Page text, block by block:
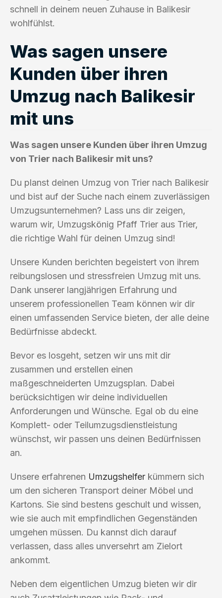
schnell in deinem neuen Zuhause in Balikesir
wohlfühlst.
Was sagen unsere
Kunden über ihren
Umzug nach Balikesir
mit uns
Was sagen unsere Kunden über ihren Umzug
von Trier nach Balikesir mit uns?
Du planst deinen Umzug von Trier nach Balikesir
und bist auf der Suche nach einem zuverlässigen
Umzugsunternehmen? Lass uns dir zeigen,
warum wir, Umzugskönig Pfaff Trier aus Trier,
die richtige Wahl für deinen Umzug sind!
Unsere Kunden berichten begeistert von ihrem
reibungslosen und stressfreien Umzug mit uns.
Dank unserer langjährigen Erfahrung und
unserem professionellen Team können wir dir
einen umfassenden Service bieten, der alle deine
Bedürfnisse abdeckt.
Bevor es losgeht, setzen wir uns mit dir
zusammen und erstellen einen
maßgeschneiderten Umzugsplan. Dabei
berücksichtigen wir deine individuellen
Anforderungen und Wünsche. Egal ob du eine
Komplett- oder Teilumzugsdienstleistung
wünschst, wir passen uns deinen Bedürfnissen
an.
Unsere erfahrenen Umzugshelfer kümmern sich
um den sicheren Transport deiner Möbel und
Kartons. Sie sind bestens geschult und wissen,
wie sie auch mit empfindlichen Gegenständen
umgehen müssen. Du kannst dich darauf
verlassen, dass alles unversehrt am Zielort
ankommt.
Neben dem eigentlichen Umzug bieten wir dir